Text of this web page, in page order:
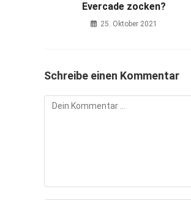
Evercade zocken?
25. Oktober 2021
Schreibe einen Kommentar
Kommentar